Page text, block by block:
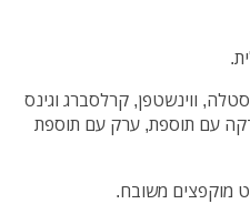
ווינשטפן, קרלסברג וגינס
עם תוספת, ערק עם תוספת
מוקפצים משובח.